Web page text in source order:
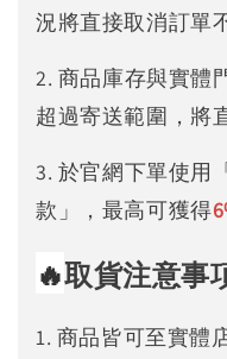
況將直接取消訂單
2. 商品庫存與實體
超過寄送範圍，將
3. 於官網下單使用
款」，最高可獲得
🔥取貨注意事
1. 商品皆可至實體